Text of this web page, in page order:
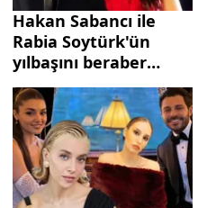
Hakan Sabancı ile
Rabia Soytürk'ün
yılbaşını beraber
kutladığı iddia edildi!